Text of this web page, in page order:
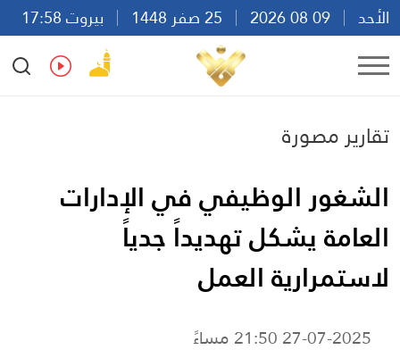
الأحد
بيروت 17:58
Ar
En Fr Es
تقارير مصورة
الشغور الوظيفي في الإدارات
العامة يشكل تهديداً جدياً
لاستمرارية العمل
27-07-2025 21:50 مساءً